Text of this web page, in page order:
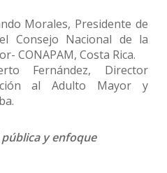
Morales, Presidente de
Consejo Nacional de la
CONAPAM, Costa Rica.
Fernández, Director
al Adulto Mayor y
y enfoque